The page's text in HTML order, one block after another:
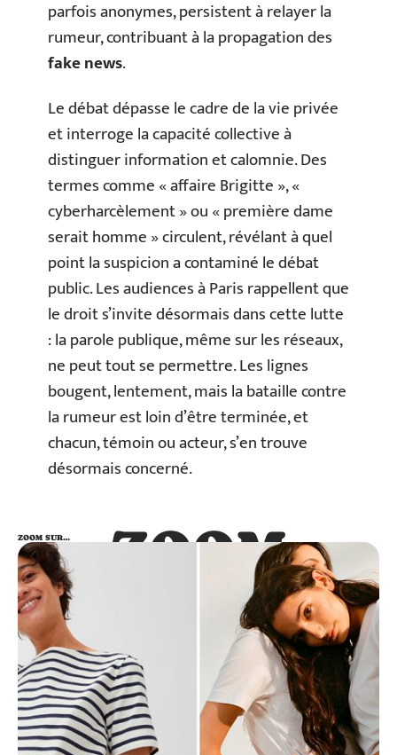
parfois anonymes, persistent à relayer la
rumeur, contribuant à la propagation des
fake news.
Le débat dépasse le cadre de la vie privée
et interroge la capacité collective à
distinguer information et calomnie. Des
termes comme « affaire Brigitte », «
cyberharcèlement » ou « première dame
serait homme » circulent, révélant à quel
point la suspicion a contaminé le débat
public. Les audiences à Paris rappellent que
le droit s’invite désormais dans cette lutte
: la parole publique, même sur les réseaux,
ne peut tout se permettre. Les lignes
bougent, lentement, mais la bataille contre
la rumeur est loin d’être terminée, et
chacun, témoin ou acteur, s’en trouve
désormais concerné.
ZOOM
SUR…
ZOOM SUR…